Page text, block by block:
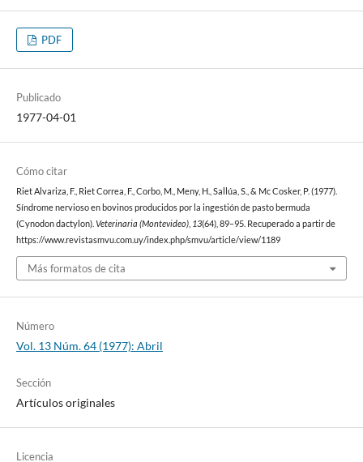
PDF
Publicado
1977-04-01
Cómo citar
Riet Alvariza, F., Riet Correa, F., Corbo, M., Meny, H., Sallúa, S., & Mc Cosker, P. (1977).
Síndrome nervioso en bovinos producidos por la ingestión de pasto bermuda
(Cynodon dactylon). Veterinaria (Montevideo), 13(64), 89–95. Recuperado a partir de
https://www.revistasmvu.com.uy/index.php/smvu/article/view/1189
Más formatos de cita
Número
Vol. 13 Núm. 64 (1977): Abril
Sección
Artículos originales
Licencia